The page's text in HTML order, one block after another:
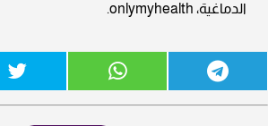
الدماغية، onlymyhealth.